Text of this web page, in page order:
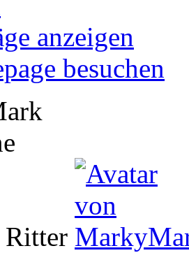
anzeigen
besuchen
Ritter